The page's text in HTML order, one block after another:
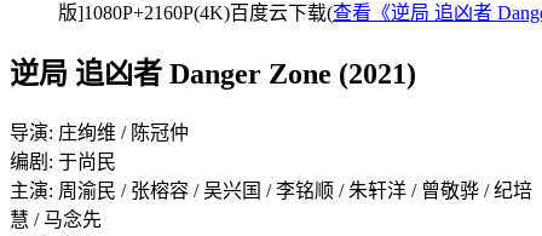
版]1080P+2160P(4K)百度云下载(查看《逆局 追凶者
逆局 追凶者 Danger Zone (2021)
导演: 庄绚维 / 陈冠仲
编剧: 于尚民
主演: 周渝民 / 张榕容 / 吴兴国 / 李铭顺 / 朱轩洋 / 曾敬骅 / 纪培
慧 / 马念先